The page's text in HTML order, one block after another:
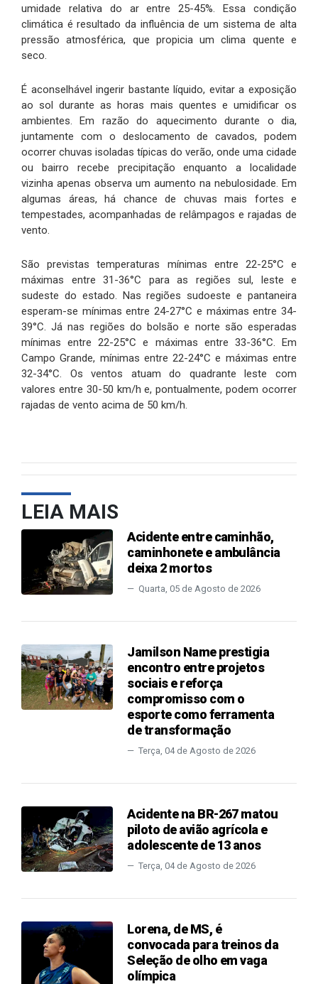
umidade relativa do ar entre 25-45%. Essa condição
climática é resultado da influência de um sistema de alta
pressão atmosférica, que propicia um clima quente e
seco.
É aconselhável ingerir bastante líquido, evitar a exposição
ao sol durante as horas mais quentes e umidificar os
ambientes. Em razão do aquecimento durante o dia,
juntamente com o deslocamento de cavados, podem
ocorrer chuvas isoladas típicas do verão, onde uma cidade
ou bairro recebe precipitação enquanto a localidade
vizinha apenas observa um aumento na nebulosidade. Em
algumas áreas, há chance de chuvas mais fortes e
tempestades, acompanhadas de relâmpagos e rajadas de
vento.
São previstas temperaturas mínimas entre 22-25°C e
máximas entre 31-36°C para as regiões sul, leste e
sudeste do estado. Nas regiões sudoeste e pantaneira
esperam-se mínimas entre 24-27°C e máximas entre 34-
39°C. Já nas regiões do bolsão e norte são esperadas
mínimas entre 22-25°C e máximas entre 33-36°C. Em
Campo Grande, mínimas entre 22-24°C e máximas entre
32-34°C. Os ventos atuam do quadrante leste com
valores entre 30-50 km/h e, pontualmente, podem ocorrer
rajadas de vento acima de 50 km/h.
LEIA MAIS
Acidente entre caminhão,
caminhonete e ambulância
deixa 2 mortos
Quarta, 05 de Agosto de 2026
Jamilson Name prestigia
encontro entre projetos
sociais e reforça
compromisso com o
esporte como ferramenta
de transformação
Terça, 04 de Agosto de 2026
Acidente na BR-267 matou
piloto de avião agrícola e
adolescente de 13 anos
Terça, 04 de Agosto de 2026
Lorena, de MS, é
convocada para treinos da
Seleção de olho em vaga
olímpica